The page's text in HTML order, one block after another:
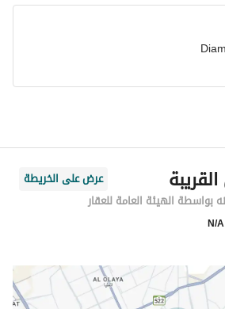
عرض على الخريطة
بواسطة الهيئة العامة للعقار
N/A